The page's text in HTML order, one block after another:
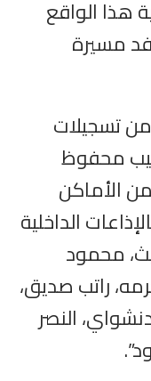
هذا الواقع
مسيرة
تسجيلات
محفوظ
من الأماكن
الداخلية
محمود
راتب صديق،
النصر